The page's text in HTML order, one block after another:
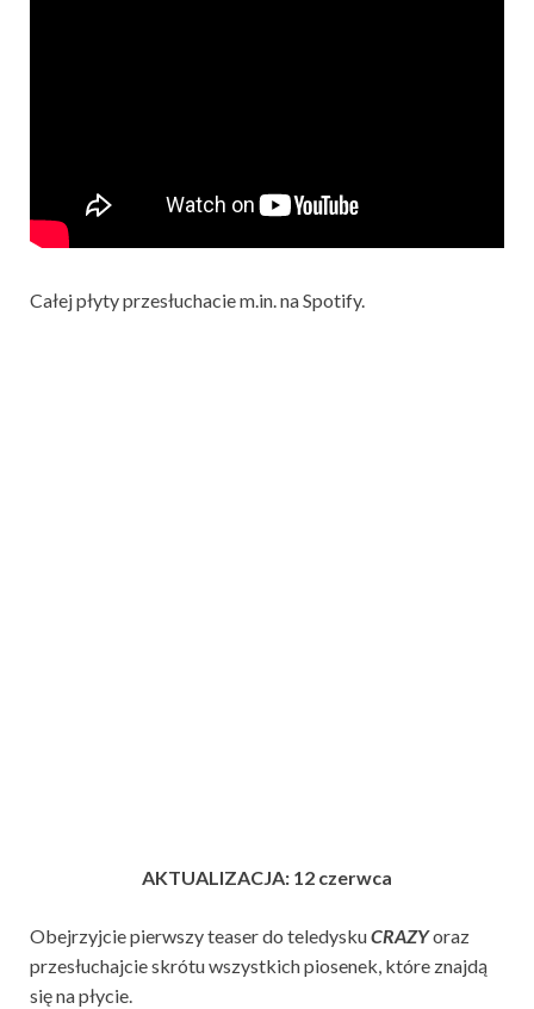
Całej płyty przesłuchacie m.in. na Spotify.
AKTUALIZACJA: 12 czerwca
Obejrzyjcie pierwszy teaser do teledyskuCRAZYoraz
przesłuchajcie skrótu wszystkich piosenek, które znajdą
się na płycie.